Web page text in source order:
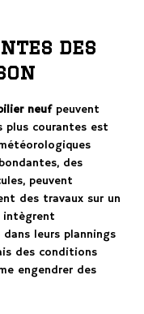
des
neufpeuvent
plus courantes est
des
peuvent
des travaux sur un
intègrent
leurs plannings
des conditions
engendrer des